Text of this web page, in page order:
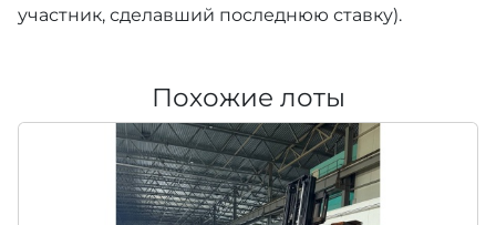
участник, сделавший последнюю ставку).
Похожие лоты